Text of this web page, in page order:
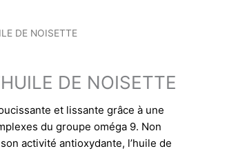
DE NOISETTE
DE NOISETTE
et lissante grâce à une
du groupe oméga 9. Non
activité antioxydante, l’huile de